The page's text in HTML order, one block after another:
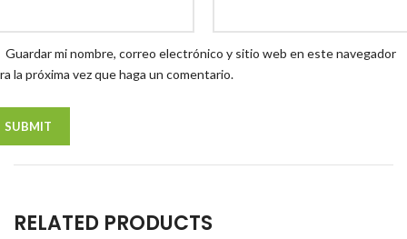
Guardar mi nombre, correo electrónico y sitio web en este navegador
la próxima vez que haga un comentario.
RELATED PRODUCTS